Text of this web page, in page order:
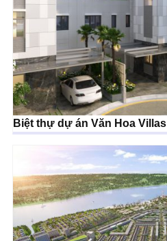
Biệt thự dự án Văn Hoa Villas